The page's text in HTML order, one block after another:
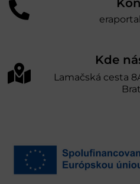
Kde
Lamačská cesta